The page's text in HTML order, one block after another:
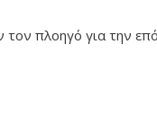
τον πλοηγό για την